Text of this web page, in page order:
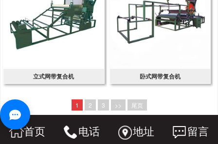
立式网带复合机 卧式网带复合机
1 2 3 >> 尾页
首页 电话 地址 留言